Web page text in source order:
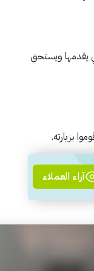
يقدمها ويستحق
بزيارته.
آراء العملاء